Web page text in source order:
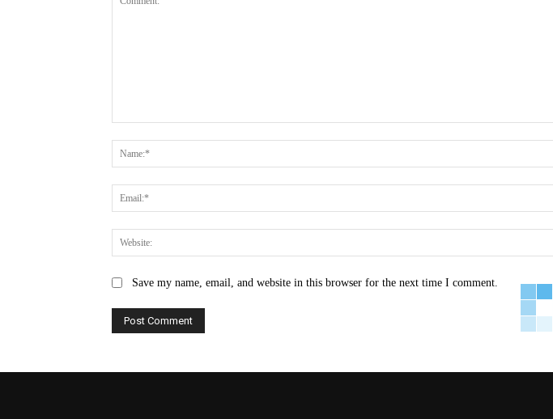
Save my name, email, and website in this browser for the next time I comment.